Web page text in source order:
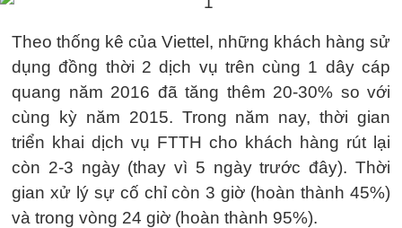
Theo thống kê của Viettel, những khách hàng sử
dụng đồng thời 2 dịch vụ trên cùng 1 dây cáp
quang năm 2016 đã tăng thêm 20-30% so với
cùng kỳ năm 2015. Trong năm nay, thời gian
triển khai dịch vụ FTTH cho khách hàng rút lại
còn 2-3 ngày (thay vì 5 ngày trước đây). Thời
gian xử lý sự cố chỉ còn 3 giờ (hoàn thành 45%)
và trong vòng 24 giờ (hoàn thành 95%).